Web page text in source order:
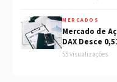
MERCADOS
Mercado de
DAX Desce
55 visualizações